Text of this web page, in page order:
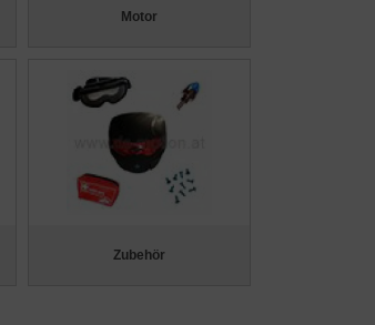
Motor
Zubehör